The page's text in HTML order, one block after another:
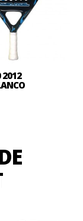
2012